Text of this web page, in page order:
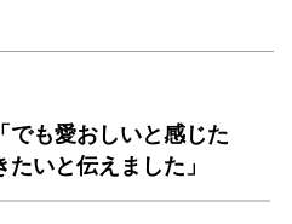
でも愛おしいと感じた
いと伝えました」